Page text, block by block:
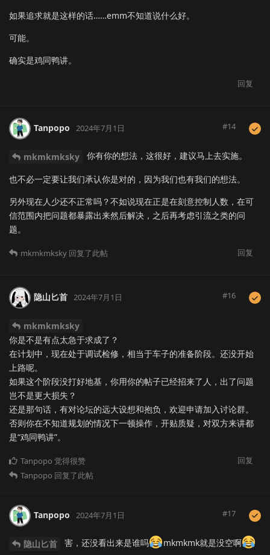
如果追求就是这样的话……emm不知道说什么好。
可能。
确实是鸡同鸭讲。
回复
Tanpopo 2024年7月1日 #14
mkmkmksky 你有你的想法，这很好，建议马上去实施。
也不必一定要让我们承认你是对的，因为我们也有我们的想法。
另外现在人少还不正常吗？不如说现在正是在刻意控制人数，在可
信范围内把问题都暴露出来然后解决，之后再考虑引流之类的问
题。
回复
mkmkmksky 回复了此帖
隐山匕首 2024年7月1日 #16
mkmkmksky
你是不是有点太急于求成了？
在计划中，现在处于调试检修，相当于车子的准备阶段。还没开始
上路呢。
如果这个阶段没打好地基，你用你的帖子已经招来了人，出了问题
岂不是更大损失？
还是那句话，有对论坛的远大设想和抱负，欢迎申请加入讨论群。
否则你在不知道规划的情况下一顿操作，开贴质疑，对双方来讲都
是“鸡同鸭讲”。
回复
Tanpopo 觉得很赞
Tanpopo 回复了此帖
Tanpopo 2024年7月1日 #17
隐山匕首 害，还没看出来是谁吗 mkmkmk就是没空啊